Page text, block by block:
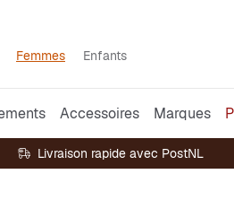
Femmes Enfants
Accessoires Marques
Livraison rapide avec PostNL